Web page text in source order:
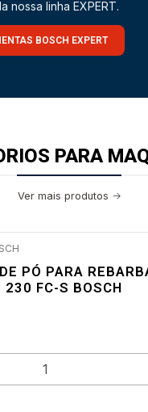
nossa linha EXPERT.
BOSCH EXPERT
PARA
Ver mais produtos
PÓ PARA
230 FC-S BOSCH